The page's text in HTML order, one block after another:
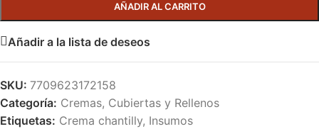
AÑADIR AL CARRITO
Añadir a la lista de deseos
SKU: 7709623172158
Categoría: Cremas, Cubiertas y Rellenos
Etiquetas: Crema chantilly, Insumos